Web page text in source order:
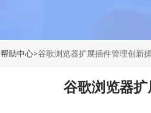
帮助中心>谷歌浏览器扩展插件管理创新
谷歌浏览器